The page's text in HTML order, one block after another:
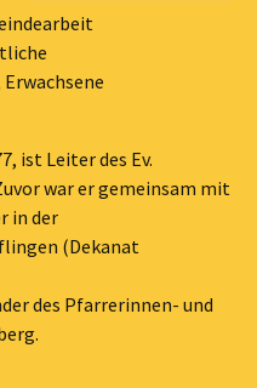
ist Leiter des Ev.
war er gemeinsam mit
in der
(Dekanat
des Pfarrerinnen- und